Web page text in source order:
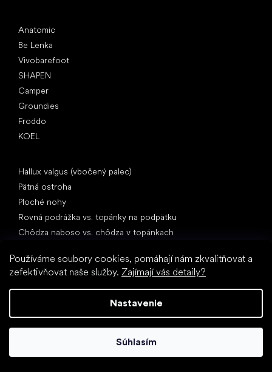
Používáme soubory cookies, pomáhají nám zkvalitňovat a
zefektivňovat naše služby. Zajímají vás detaily?
Nastavenie
Súhlasím
Anatomic
Be Lenka
Vivobarefoot
SHAPEN
Camper
Groundies
Froddo
KOEL
Hallux valgus (vbočený palec)
Pätná ostroha
Ploché nohy
Rovná podrážka vs. topánky na podpätku
Chôdza naboso vs. chôdza v topánkach
Správna hygiena nôh
Barefoot topánky zrozumiteľne